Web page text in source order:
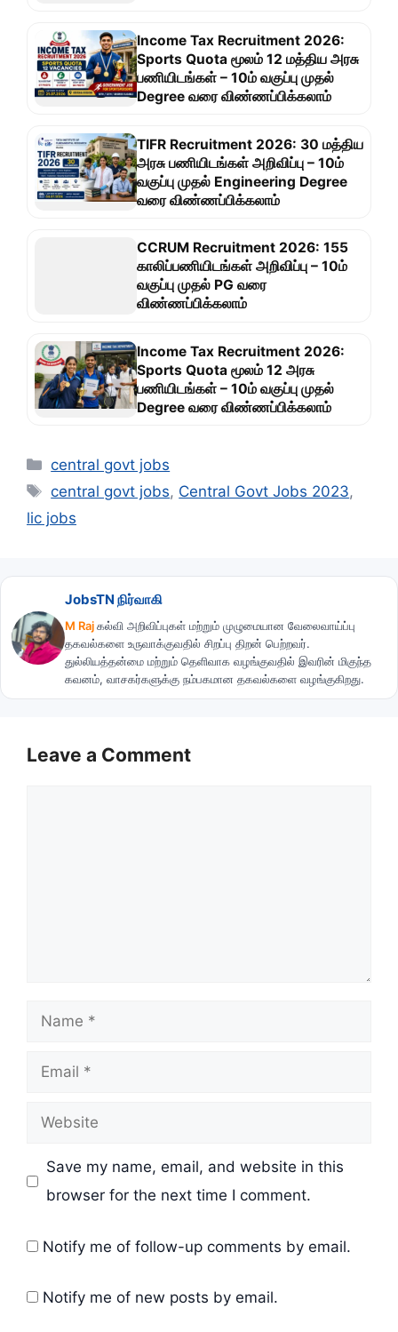
Income Tax Recruitment 2026:
Sports Quota மூலம் 12 மத்திய அரசு
பணியிடங்கள் – 10ம் வகுப்பு முதல்
Degree வரை விண்ணப்பிக்கலாம்
TIFR Recruitment 2026: 30 மத்திய
அரசு பணியிடங்கள் அறிவிப்பு – 10ம்
வகுப்பு முதல் Engineering Degree
வரை விண்ணப்பிக்கலாம்
CCRUM Recruitment 2026: 155
காலிப்பணியிடங்கள் அறிவிப்பு – 10ம்
வகுப்பு முதல் PG வரை
விண்ணப்பிக்கலாம்
Income Tax Recruitment 2026:
Sports Quota மூலம் 12 அரசு
பணியிடங்கள் – 10ம் வகுப்பு முதல்
Degree வரை விண்ணப்பிக்கலாம்
Categories
central govt jobs
Tags
central govt jobs, Central Govt Jobs 2023,
lic jobs
JobsTN நிர்வாகி
M Rajகல்வி அறிவிப்புகள் மற்றும் முழுமையான வேலைவாய்ப்பு
தகவல்களை உருவாக்குவதில் சிறப்பு திறன் பெற்றவர்.
துல்லியத்தன்மை மற்றும் தெளிவாக வழங்குவதில் இவரின் மிகுந்த
கவனம், வாசகர்களுக்கு நம்பகமான தகவல்களை வழங்குகிறது.
Leave a Comment
Name
Email
Website
Save my name, email, and website in this
browser for the next time I comment.
Notify me of follow-up comments by email.
Notify me of new posts by email.